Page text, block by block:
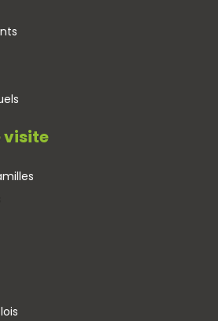
visite